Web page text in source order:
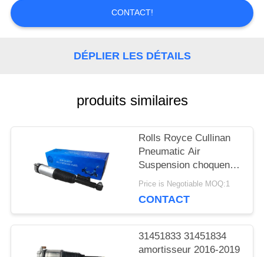
QUALITÉ
DEMANDER
UN DEVIS
PLAN
CONTACT!
DÉPLIER LES DÉTAILS
produits similaires
Rolls Royce Cullinan
Pneumatic Air
Suspension choquent
Rhésus 37106878226
37106878225
Price is Negotiable MOQ:1
CONTACT
31451833 31451834
amortisseur 2016-2019